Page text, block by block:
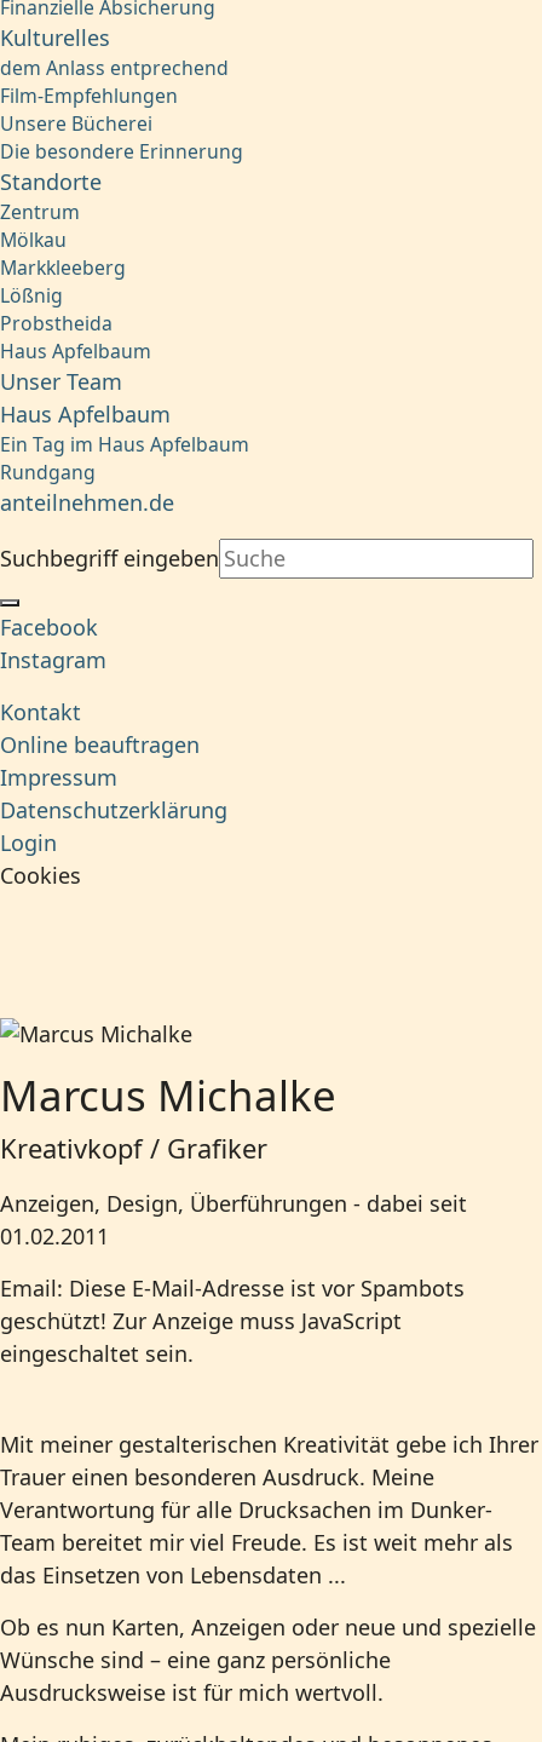
Finanzielle Absicherung
Kulturelles
dem Anlass entprechend
Film-Empfehlungen
Unsere Bücherei
Die besondere Erinnerung
Standorte
Zentrum
Mölkau
Markkleeberg
Lößnig
Probstheida
Haus Apfelbaum
Unser Team
Haus Apfelbaum
Ein Tag im Haus Apfelbaum
Rundgang
anteilnehmen.de
Suchbegriff eingeben
Facebook
Instagram
Kontakt
Online beauftragen
Impressum
Datenschutzerklärung
Login
Cookies
Marcus Michalke
Kreativkopf / Grafiker
Anzeigen, Design, Überführungen - dabei seit
01.02.2011
Email: Diese E-Mail-Adresse ist vor Spambots
geschützt! Zur Anzeige muss JavaScript
eingeschaltet sein.
Mit meiner gestalterischen Kreativität gebe ich Ihrer
Trauer einen besonderen Ausdruck. Meine
Verantwortung für alle Drucksachen im Dunker-
Team bereitet mir viel Freude. Es ist weit mehr als
das Einsetzen von Lebensdaten ...
Ob es nun Karten, Anzeigen oder neue und spezielle
Wünsche sind – eine ganz persönliche
Ausdrucksweise ist für mich wertvoll.